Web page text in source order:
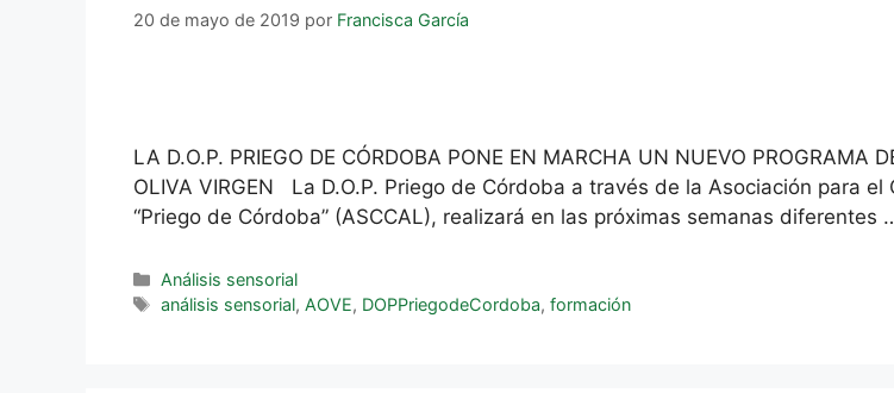
20 de mayo de 2019 por Francisca García
LA D.O.P. PRIEGO DE CÓRDOBA PONE EN MARCHA UN NUEVO PROGRAMA
OLIVA VIRGEN La D.O.P. Priego de Córdoba a través de la Asociación para
“Priego de Córdoba” (ASCCAL), realizará en las próximas semanas diferentes
Análisis sensorial
análisis sensorial,AOVE, DOPPriegodeCordoba,formación